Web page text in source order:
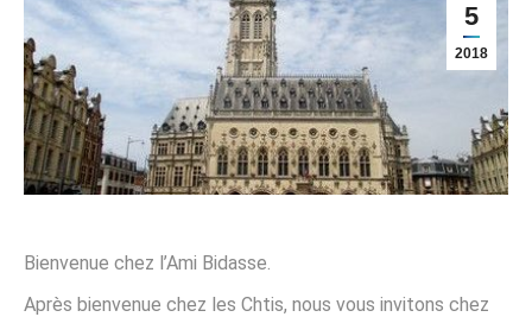
5
2018
Bienvenue chez l’Ami Bidasse.
Après bienvenue chez les Chtis, nous vous invitons chez